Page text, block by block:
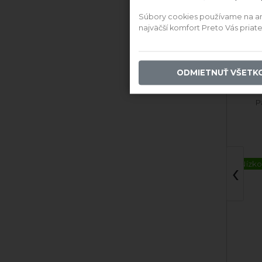
Frankovka Modrá
‹
Súbory cookies používame na
najväčší komfort Preto Vás
ODMIETNUŤ